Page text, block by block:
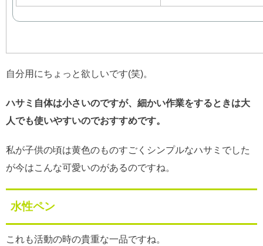
自分用にちょっと欲しいです(笑)。
ハサミ自体は小さいのですが、細かい作業をするときは大
人でも使いやすいのでおすすめです。
私が子供の頃は黄色のものすごくシンプルなハサミでした
が今はこんな可愛いのがあるのですね。
水性ペン
これも活動の時の貴重な一品ですね。